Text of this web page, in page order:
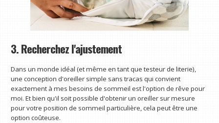
3. Recherchez l'ajustement
Dans un monde idéal (et même en tant que testeur de literie),
une conception d'oreiller simple sans tracas qui convient
exactement à mes besoins de sommeil est l'option de rêve pour
moi. Et bien qu'il soit possible d'obtenir un oreiller sur mesure
pour votre position de sommeil particulière, cela peut être une
option coûteuse.